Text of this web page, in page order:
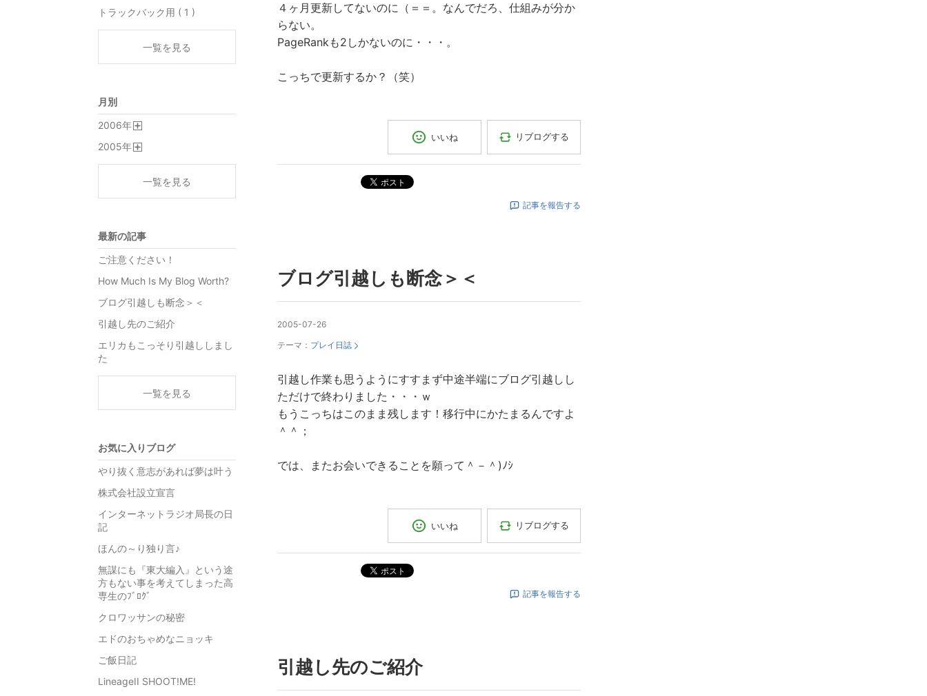
４ヶ月更新してないのに（＝＝。なんでだろ、仕組みが分か
らない。
PageRankも2しかないのに・・・。
こっちで更新するか？（笑）
いいね リブログする
ポスト
記事を報告する
ブログ引越しも断念＞＜
2005-07-26
テーマ： プレイ日誌
引越し作業も思うようにすすまず中途半端にブログ引越しし
ただけで終わりました・・・ｗ
もうこっちはこのまま残します！移行中にかたまるんですよ
＾＾；
では、またお会いできることを願って＾－＾)ﾉｼ
いいね リブログする
ポスト
記事を報告する
引越し先のご紹介
トラックバック用 ( 1 )
一覧を見る
月別
2006年
2005年
一覧を見る
最新の記事
ご注意ください！
How Much Is My Blog Worth?
ブログ引越しも断念＞＜
引越し先のご紹介
エリカもこっそり引越ししまし
た
一覧を見る
お気に入りブログ
やり抜く意志があれば夢は叶う
株式会社設立宣言
インターネットラジオ局長の日
記
ほんの～り独り言♪
無謀にも『東大編入』という途
方もない事を考えてしまった高
専生のﾌﾞﾛｸﾞ
クロワッサンの秘密
エドのおちゃめなニョッキ
ご飯日記
LineageII SHOOT!ME!